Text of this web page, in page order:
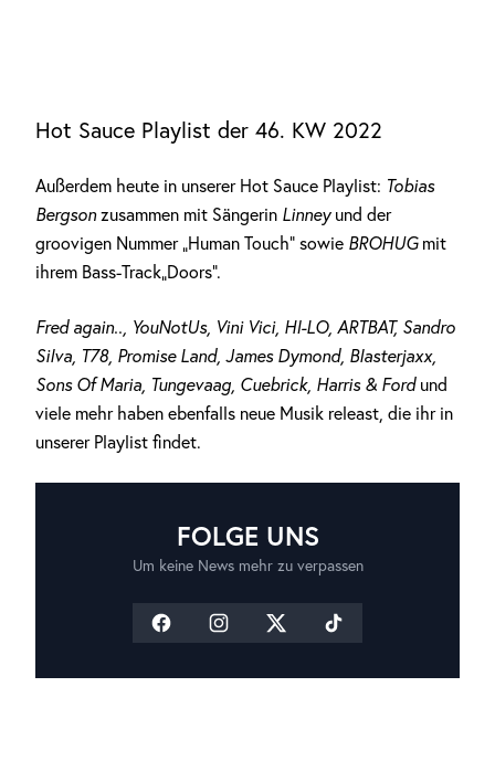
Hot Sauce Playlist der 46. KW 2022
Außerdem heute in unserer Hot Sauce Playlist: Tobias
Bergsonzusammen mit Sängerin Linney und der
groovigen Nummer „Human Touch“ sowie BROHUG mit
ihrem Bass-Track„Doors“.
Fred again.., YouNotUs, Vini Vici, HI-LO, ARTBAT, Sandro
Silva, T78, Promise Land, James Dymond, Blasterjaxx,
Sons Of Maria, Tungevaag, Cuebrick, Harris & Ford und
viele mehr haben ebenfalls neue Musik releast, die ihr in
unserer Playlist findet.
FOLGE UNS
Um keine News mehr zu verpassen